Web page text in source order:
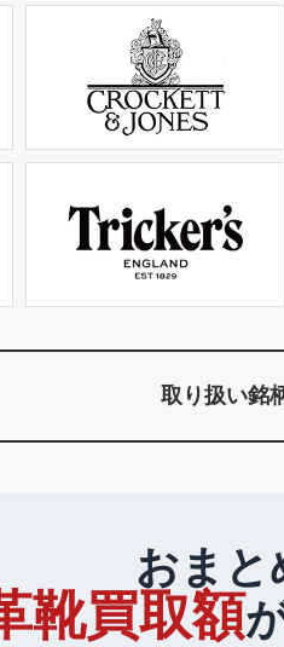
取り扱い銘
おまと
靴買取額